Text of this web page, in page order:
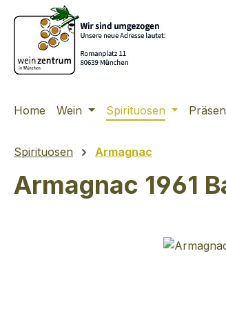
Hauptinhalt springen
Zur Suche springen
Zur Hauptnavigation springen
Home Wein Spirituosen
Spirituosen Armagnac
Armagnac 1961